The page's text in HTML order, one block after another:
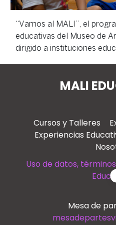
“Vamos al MALI”, el
educativas del Museo de
dirigido a instituciones
MALI
Cursos y Talleres
Experiencias
Uso de datos,
Mesa de